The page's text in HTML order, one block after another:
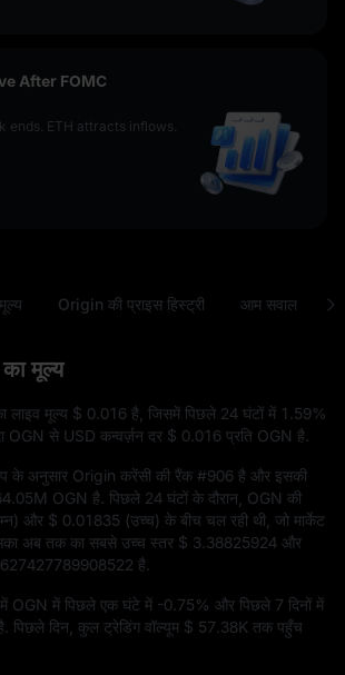
After FOMC
ends. ETH attracts inflows.
Origin की प्राइस हिस्ट्री आम सवाल
मूल्य
मूल्य $ 0.016 है, जिसमें पिछले 24 घंटों में 1.59%
OGN से USD कन्वर्ज़न दर $ 0.016 प्रति OGN है.
के अनुसार Origin करेंसी की रैंक #906 है और इसकी
OGN है. पिछले 24 घंटों के दौरान, OGN की
और $ 0.01835 (उच्च) के बीच चल रही थी, जो मार्केट
अब तक का सबसे उच्च स्तर $ 3.38825924 और
है.
में OGN में पिछले एक घंटे में -0.75% और पिछले 7 दिनों में
पिछले दिन, कुल ट्रेडिंग वॉल्यूम $ 57.38K तक पहुँच